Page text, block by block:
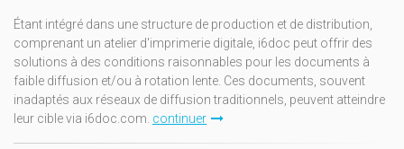
Étant intégré dans une structure de production et de distribution,
comprenant un atelier d'imprimerie digitale, i6doc peut offrir des
solutions à des conditions raisonnables pour les documents à
faible diffusion et/ou à rotation lente. Ces documents, souvent
inadaptés aux réseaux de diffusion traditionnels, peuvent atteindre
leur cible via i6doc.com. continuer